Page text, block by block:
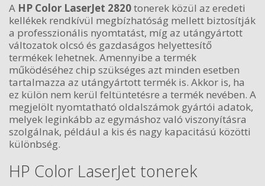
A HP Color LaserJet 2820tonerek közül az eredeti
kellékek rendkívül megbízhatóság mellett biztosítják
a professzionális nyomtatást, míg az utángyártott
változatok olcsó és gazdaságos helyettesítő
termékek lehetnek. Amennyibe a termék
működéséhez chip szükséges azt minden esetben
tartalmazza az utángyártott termék is. Akkor is, ha
ez külön nem kerül feltüntetésre a termék nevében. A
megjelölt nyomtatható oldalszámok gyártói adatok,
melyek leginkább az egymáshoz való viszonyításra
szolgálnak, például a kis és nagy kapacitású közötti
különbség.
HP Color LaserJet tonerek